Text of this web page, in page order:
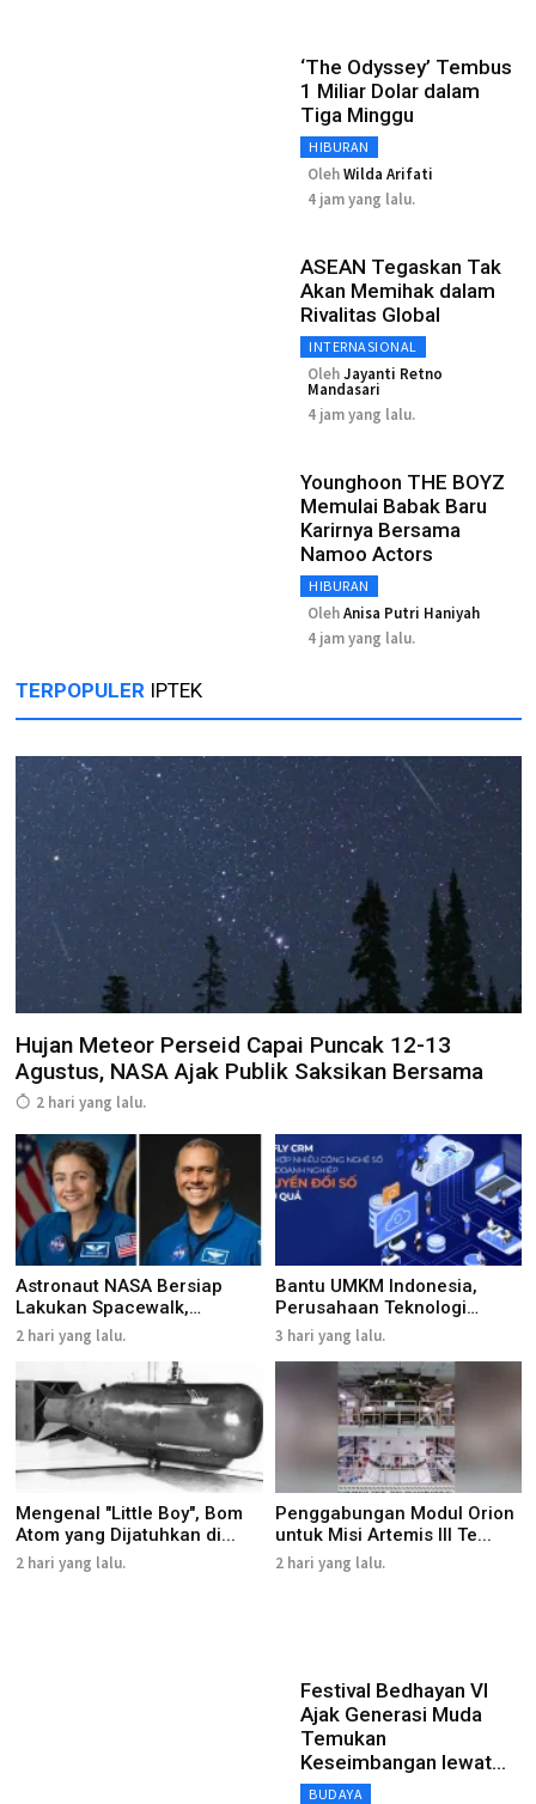
‘The Odyssey’ Tembus
1 Miliar Dolar dalam
Tiga Minggu
HIBURAN
OlehWilda Arifati
4 jam yang lalu.
ASEAN Tegaskan Tak
Akan Memihak dalam
Rivalitas Global
INTERNASIONAL
OlehJayanti Retno
Mandasari
4 jam yang lalu.
Younghoon THE BOYZ
Memulai Babak Baru
Karirnya Bersama
Namoo Actors
HIBURAN
OlehAnisa Putri Haniyah
4 jam yang lalu.
TERPOPULER IPTEK
Hujan Meteor Perseid Capai Puncak 12-13
Agustus, NASA Ajak Publik Saksikan Bersama
2 hari yang lalu.
Astronaut NASA Bersiap
Lakukan Spacewalk,
Tingkatk...
2 hari yang lalu.
Bantu UMKM Indonesia,
Perusahaan Teknologi
Vietnam...
3 hari yang lalu.
Mengenal "Little Boy", Bom
Atom yang Dijatuhkan di...
2 hari yang lalu.
Penggabungan Modul Orion
untuk Misi Artemis III Te...
2 hari yang lalu.
Festival Bedhayan VI
Ajak Generasi Muda
Temukan
Keseimbangan lewat
Tari
BUDAYA